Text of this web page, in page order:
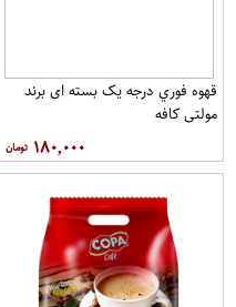
قهوه فوري درجه یک بسته ای برند
مولتي کافه
۱۸۰,۰۰۰